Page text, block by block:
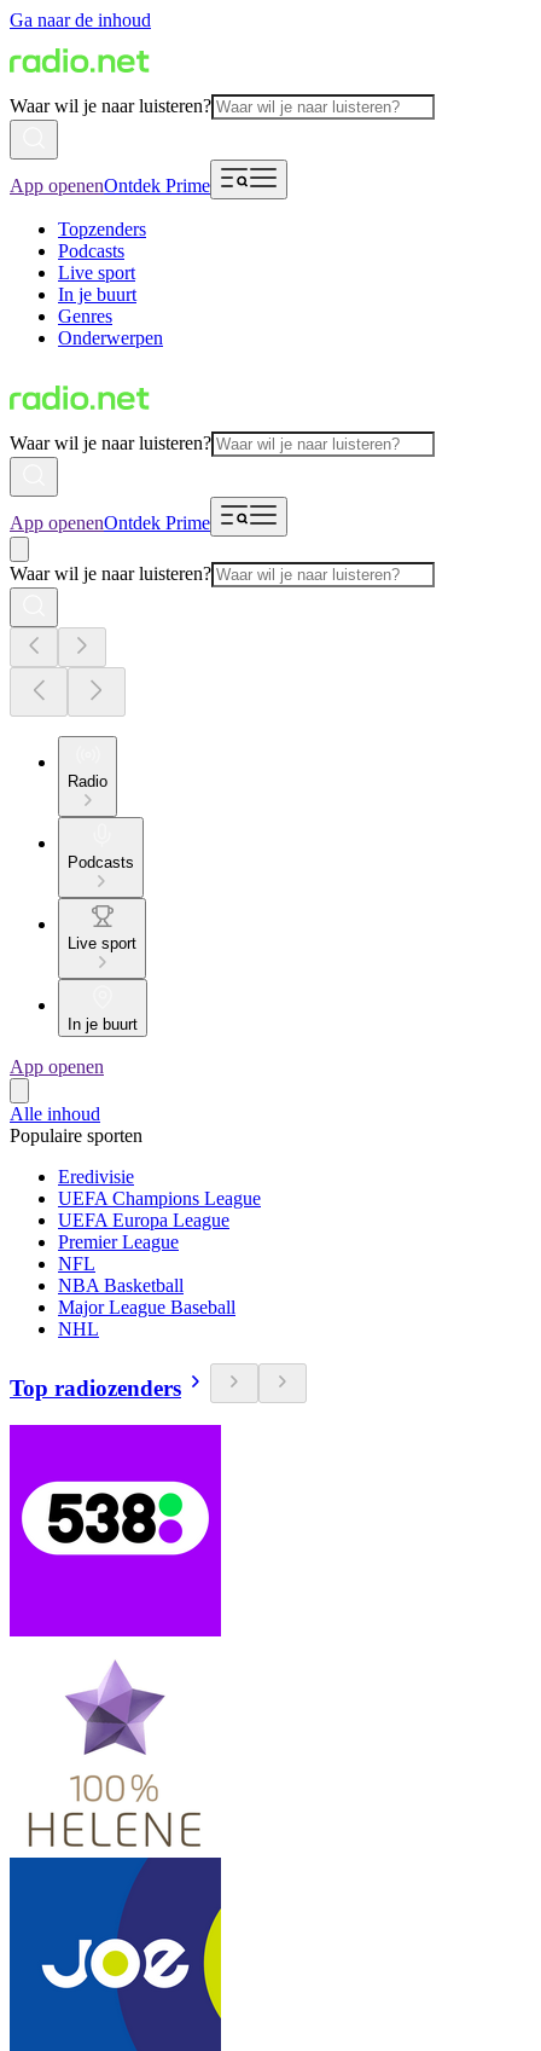
Ga naar de inhoud
Waar wil je naar luisteren?
App openenOntdek Prime
Topzenders
Podcasts
Live sport
In je buurt
Genres
Onderwerpen
Waar wil je naar luisteren?
App openenOntdek Prime
Waar wil je naar luisteren?
Radio
Podcasts
Live sport
In je buurt
App openen
Alle inhoud
Populaire sporten
Eredivisie
UEFA Champions League
UEFA Europa League
Premier League
NFL
NBA Basketball
Major League Baseball
NHL
Top radiozenders